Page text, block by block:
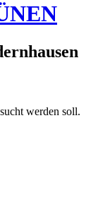
werden soll.